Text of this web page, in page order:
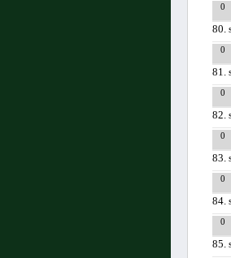
0
80.
0
81.
0
82.
0
83.
0
84.
0
85.